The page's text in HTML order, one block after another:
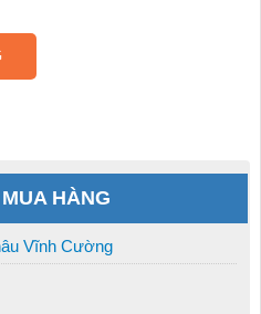
HÀNG
Vĩnh Cường